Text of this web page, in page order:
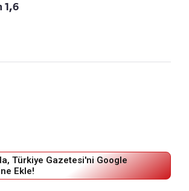
1,6
Türkiye Gazetesi'ni Google
Ekle!